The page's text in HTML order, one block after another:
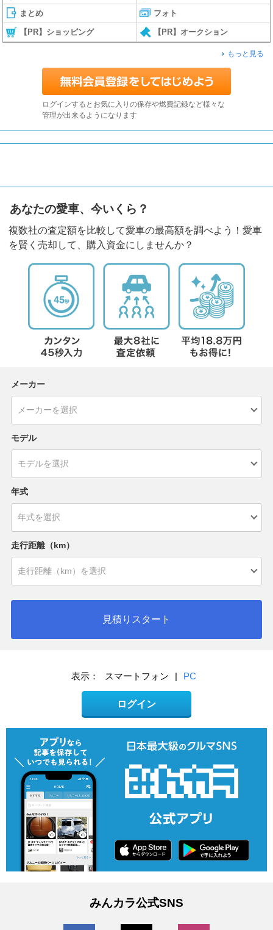
まとめ フォト
【PR】ショッピング 【PR】オークション
もっと見る
ログインするとお気に入りの保存や燃費記録など様々な
管理が出来るようになります
あなたの愛車、今いくら？
複数社の査定額を比較して愛車の最高額を調べよう！愛車
を賢く売却して、購入資金にしませんか？
メーカー
モデル
年式
走行距離（km）
見積りスタート
表示： スマートフォン | PC
ログイン
みんカラ公式SNS